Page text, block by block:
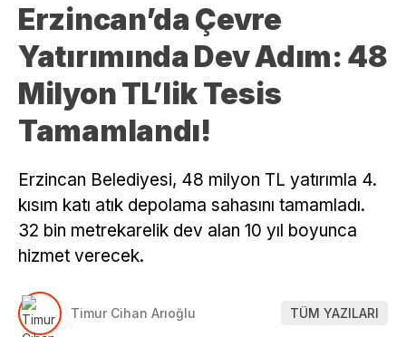
Erzincan’da Çevre
Yatırımında Dev Adım: 48
Milyon TL’lik Tesis
Tamamlandı!
Erzincan Belediyesi, 48 milyon TL yatırımla 4.
kısım katı atık depolama sahasını tamamladı.
32 bin metrekarelik dev alan 10 yıl boyunca
hizmet verecek.
Timur Cihan Arıoğlu TÜM YAZILARI